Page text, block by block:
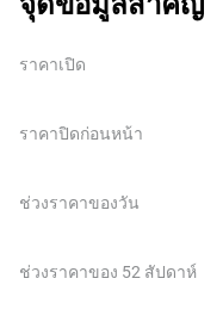
ราคาเปิด
ราคาปิดก่อนหน้า
ช่วงราคาของวัน
ช่วงราคาของ 52 สัปดาห์